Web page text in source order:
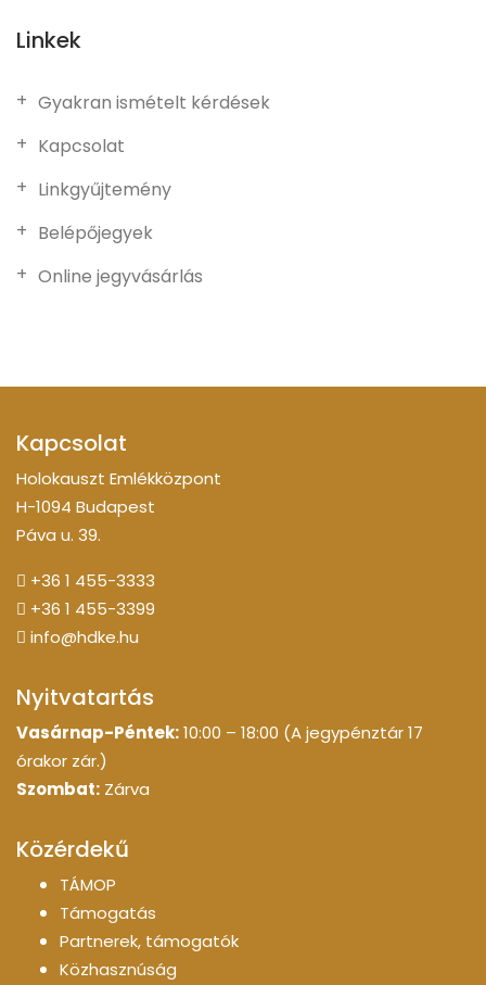
Linkek
Gyakran ismételt kérdések
Kapcsolat
Linkgyűjtemény
Belépőjegyek
Online jegyvásárlás
Kapcsolat
Holokauszt Emlékközpont
H-1094 Budapest
Páva u. 39.
+36 1 455-3333
+36 1 455-3399
info@hdke.hu
Nyitvatartás
Vasárnap-Péntek:10:00 – 18:00 (A jegypénztár 17
órakor zár.)
Szombat: Zárva
Közérdekű
TÁMOP
Támogatás
Partnerek, támogatók
Közhasznúság